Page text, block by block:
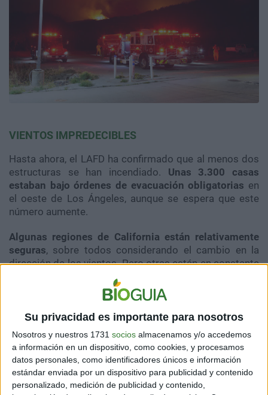
Su privacidad es importante para nosotros
Nosotros y nuestros 1731 socios almacenamos y/o accedemos
a información en un dispositivo, como cookies, y procesamos
datos personales, como identificadores únicos e información
estándar enviada por un dispositivo para publicidad y contenido
personalizado, medición de publicidad y contenido,
VIENTOS IMPREDECIBLES
Hasta ahora, el LAFD ha confirmado que al menos dos
estructuras se han incendiado. Unas 3.300 casas
estaban bajo órdenes de evacuación obligatorias en
el oeste de Los Ángeles, aunque se espera que este
número aumente.
Algunas regiones de California están relativamente
seguras, sobre todos considerando el cambio en la
dirección de los vientos. Pero otras están en constante
amenaza, como Los Ángeles y el área circundante,
pues el Servicio Meteorológico Nacional informa que
hay vientos de hasta 80 kilómetros por hora en ciertas
áreas del estado.